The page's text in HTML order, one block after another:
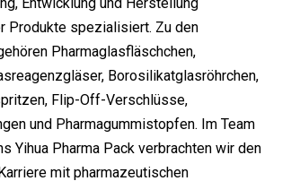
Produkte spezialisiert. Zu den
Pharmaglasfläschchen,
Borosilikatglasröhrchen,
Flip-Off-Verschlüsse,
und Pharmagummistopfen. Im Team
Yihua Pharma Pack verbrachten wir den
mit pharmazeutischen